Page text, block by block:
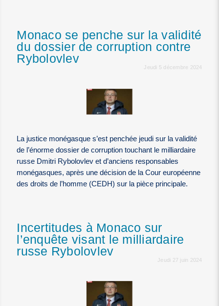
Monaco se penche sur la validité
du dossier de corruption contre
Rybolovlev
Jeudi 5 décembre 2024
La justice monégasque s’est penchée jeudi sur la validité
de l’énorme dossier de corruption touchant le milliardaire
russe Dmitri Rybolovlev et d’anciens responsables
monégasques, après une décision de la Cour européenne
des droits de l’homme (CEDH) sur la pièce principale.
Incertitudes à Monaco sur
l’enquête visant le milliardaire
russe Rybolovlev
Jeudi 27 juin 2024